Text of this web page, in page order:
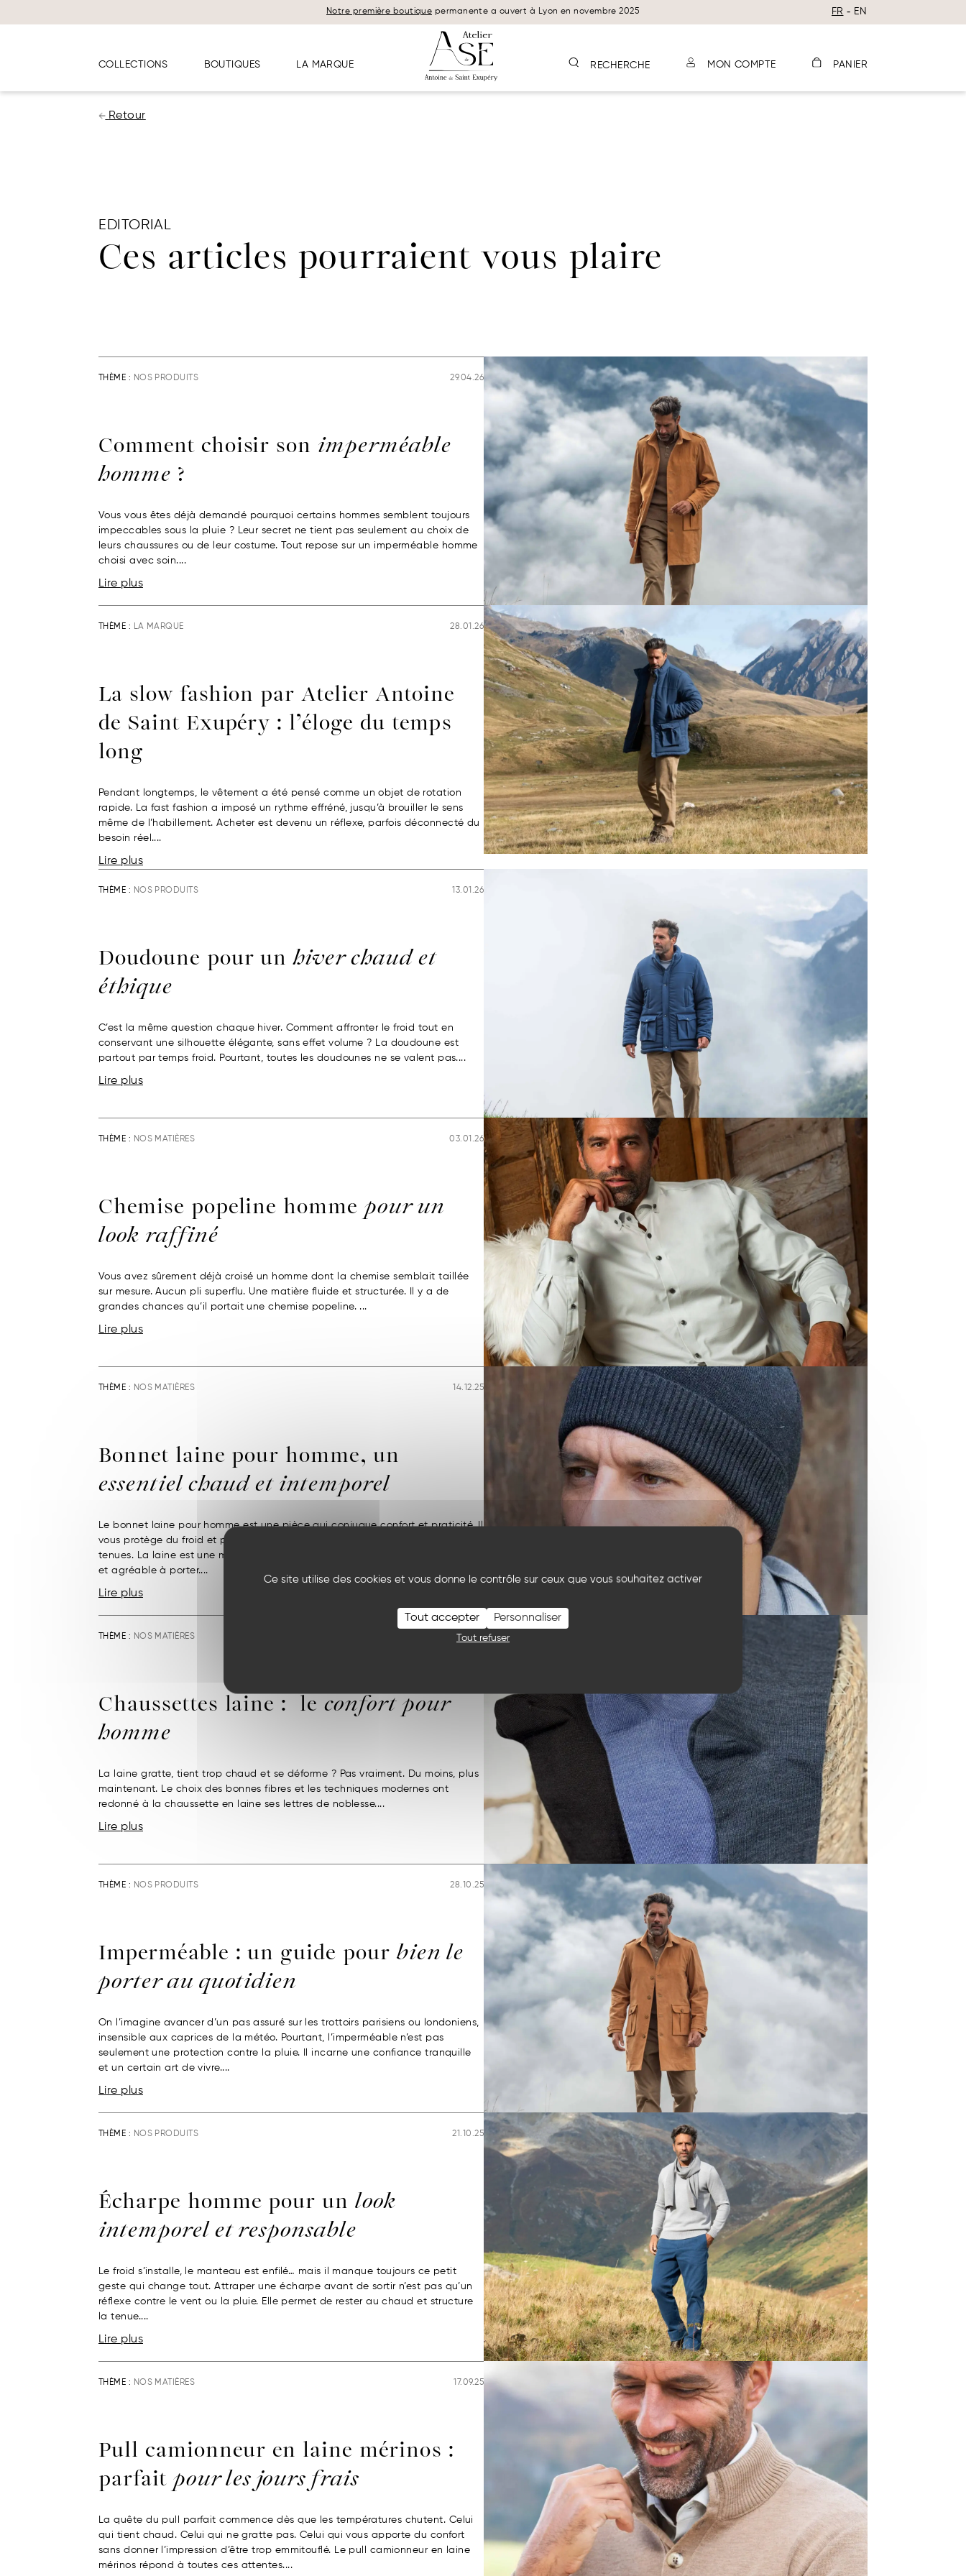
Ce site utilise des cookies et vous donne le contrôle sur ceux que vous souhaitez activer
Tout accepter
Tout refuser
Personnaliser
Notre première boutiquepermanente a ouvert à Lyon en novembre 2025 FR EN
COLLECTIONS BOUTIQUES LA MARQUE RECHERCHE MON COMPTE PANIER
Retour
EDITORIAL
Ces articles pourraient vous plaire
THÈME : NOS PRODUITS 29.04.26
Comment choisir son imperméable
homme ?
Vous vous êtes déjà demandé pourquoi certains hommes semblent toujours
impeccables sous la pluie ? Leur secret ne tient pas seulement au choix de
leurs chaussures ou de leur costume. Tout repose sur un imperméable homme
choisi avec soin....
Lire plus
THÈME : LA MARQUE 28.01.26
La slow fashion par Atelier Antoine
de Saint Exupéry : l’éloge du temps
long
Pendant longtemps, le vêtement a été pensé comme un objet de rotation
rapide. La fast fashion a imposé un rythme effréné, jusqu’à brouiller le sens
même de l’habillement. Acheter est devenu un réflexe, parfois déconnecté du
besoin réel....
Lire plus
THÈME : NOS PRODUITS 13.01.26
Doudoune pour unhiver chaud et
éthique
C’est la même question chaque hiver. Comment affronter le froid tout en
conservant une silhouette élégante, sans effet volume ? La doudoune est
partout par temps froid. Pourtant, toutes les doudounes ne se valent pas....
Lire plus
THÈME : NOS MATIÈRES 03.01.26
Chemise popeline hommepour un
look raffiné
Vous avez sûrement déjà croisé un homme dont la chemise semblait taillée
sur mesure. Aucun pli superflu. Une matière fluide et structurée. Il y a de
grandes chances qu’il portait une chemise popeline. ...
Lire plus
THÈME : NOS MATIÈRES 14.12.25
Bonnet laine pour homme, un
essentiel chaud et intemporel
Le bonnet laine pour homme est une pièce qui conjugue confort et praticité. Il
vous protège du froid et permet d’apporter une touche de caractère à vos
tenues. La laine est une matière capable de réchauffer tout en restant légère
et agréable à porter....
Lire plus
THÈME : NOS MATIÈRES 26.11.25
Chaussettes laine : leconfort pour
homme
La laine gratte, tient trop chaud et se déforme ? Pas vraiment. Du moins, plus
maintenant. Le choix des bonnes fibres et les techniques modernes ont
redonné à la chaussette en laine ses lettres de noblesse....
Lire plus
THÈME : NOS PRODUITS 28.10.25
Imperméable : un guide pour bien le
porter au quotidien
On l’imagine avancer d’un pas assuré sur les trottoirs parisiens ou londoniens,
insensible aux caprices de la météo. Pourtant, l’imperméable n’est pas
seulement une protection contre la pluie. Il incarne une confiance tranquille
et un certain art de vivre....
Lire plus
THÈME : NOS PRODUITS 21.10.25
Écharpe homme pour unlook
intemporel et responsable
Le froid s’installe, le manteau est enfilé… mais il manque toujours ce petit
geste qui change tout. Attraper une écharpe avant de sortir n’est pas qu’un
réflexe contre le vent ou la pluie. Elle permet de rester au chaud et structure
la tenue....
Lire plus
THÈME : NOS MATIÈRES 17.09.25
Pull camionneur en laine mérinos :
parfait pour les jours frais
La quête du pull parfait commence dès que les températures chutent. Celui
qui tient chaud. Celui qui ne gratte pas. Celui qui vous apporte du confort
sans donner l’impression d’être trop emmitouflé. Le pull camionneur en laine
mérinos répond à toutes ces attentes....